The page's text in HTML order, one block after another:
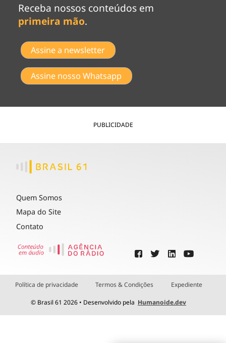
Receba nossos conteúdos em
primeira mão.
Assine a newsletter
Assine nosso Whatsapp
PUBLICIDADE
Quem Somos
Mapa do Site
Contato
Política de privacidade Termos & Condições Expediente
© Brasil 61 2026 • Desenvolvido pela Humanoide.dev